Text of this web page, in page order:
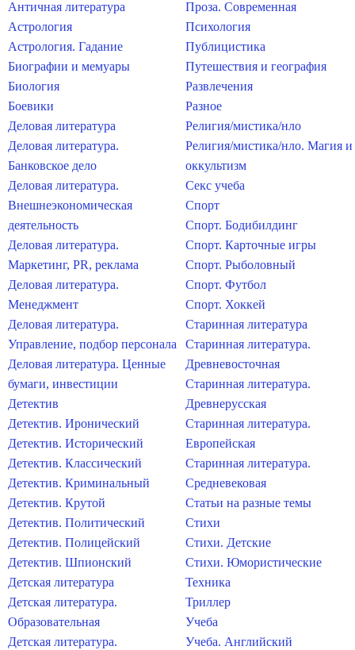
Античная литература
Астрология
Астрология. Гадание
Биографии и мемуары
Биология
Боевики
Деловая литература
Деловая литература.
Банковское дело
Деловая литература.
Внешнеэкономическая
деятельность
Деловая литература.
Маркетинг, PR, реклама
Деловая литература.
Менеджмент
Деловая литература.
Управление, подбор персонала
Деловая литература. Ценные
бумаги, инвестиции
Детектив
Детектив. Иронический
Детектив. Исторический
Детектив. Классический
Детектив. Криминальный
Детектив. Крутой
Детектив. Политический
Детектив. Полицейский
Детектив. Шпионский
Детская литература
Детская литература.
Образовательная
Детская литература.
Проза. Современная
Психология
Публицистика
Путешествия и география
Развлечения
Разное
Религия/мистика/нло
Религия/мистика/нло. Магия и
оккультизм
Секс учеба
Спорт
Спорт. Бодибилдинг
Спорт. Карточные игры
Спорт. Рыболовный
Спорт. Футбол
Спорт. Хоккей
Старинная литература
Старинная литература.
Древневосточная
Старинная литература.
Древнерусская
Старинная литература.
Европейская
Старинная литература.
Средневековая
Статьи на разные темы
Стихи
Стихи. Детские
Стихи. Юмористические
Техника
Триллер
Учеба
Учеба. Английский